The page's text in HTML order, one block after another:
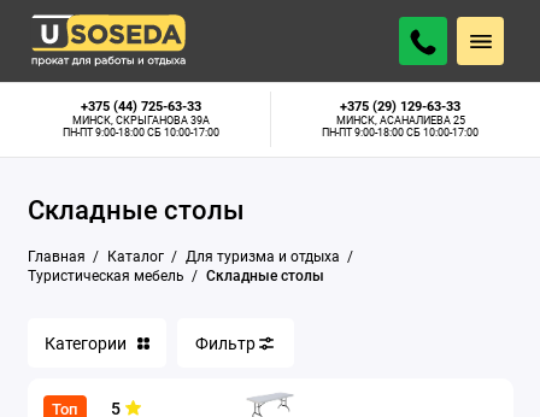
+375 (44) 725-63-33
МИНСК, СКРЫГАНОВА 39А
ПН-ПТ 9:00-18:00 СБ 10:00-17:00
+375 (29) 129-63-33
МИНСК, АСАНАЛИЕВА 25
ПН-ПТ 9:00-18:00 СБ 10:00-17:00
Складные столы
Главная Каталог
Для туризма и отдыха
Туристическая мебель
Складные столы
Байдарки
Гамаки
Костровые чаши
Категории Фильтр
Топ 5